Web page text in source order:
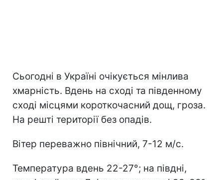
Сьогодні в Україні очікується мінлива
хмарність. Вдень на сході та південному
сході місцями короткочасний дощ, гроза.
На решті території без опадів.
Вітер переважно північний, 7-12 м/с.
Температура вдень 22-27°; на півдні,